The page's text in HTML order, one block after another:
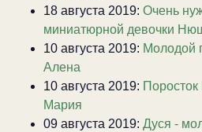
18 августа 2019: Очень
миниатюрной девочки
10 августа 2019: Молодой
Алена
10 августа 2019:
Мария
09 августа 2019: Дуся -